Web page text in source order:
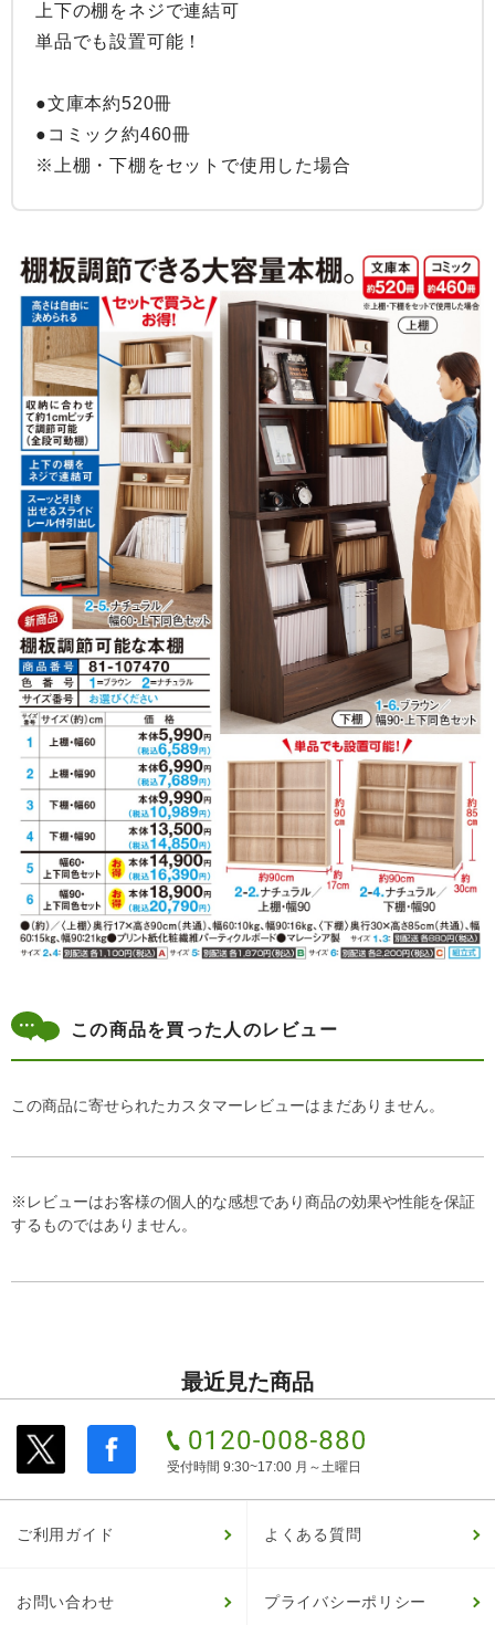
上下の棚をネジで連結可
単品でも設置可能！
●文庫本約520冊
●コミック約460冊
※上棚・下棚をセットで使用した場合
この商品を買った人のレビュー
この商品に寄せられたカスタマーレビューはまだありません。
※レビューはお客様の個人的な感想であり商品の効果や性能を保証
するものではありません。
最近見た商品
受付時間 9:30~17:00 月～土曜日
ご利用ガイド よくある質問
お問い合わせ プライバシーポリシー